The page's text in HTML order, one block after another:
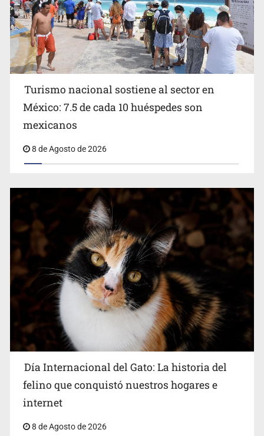
Belinda se corona como la más bella de 2026 en People
Turismo nacional sostiene al sector en
México: 7.5 de cada 10 huéspedes son
mexicanos
8 de Agosto de 2026
Día Internacional del Gato: La historia del
felino que conquistó nuestros hogares e
internet
8 de Agosto de 2026